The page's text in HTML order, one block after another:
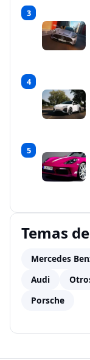
3
4
5
Temas
Mercedes
Audi
Porsche